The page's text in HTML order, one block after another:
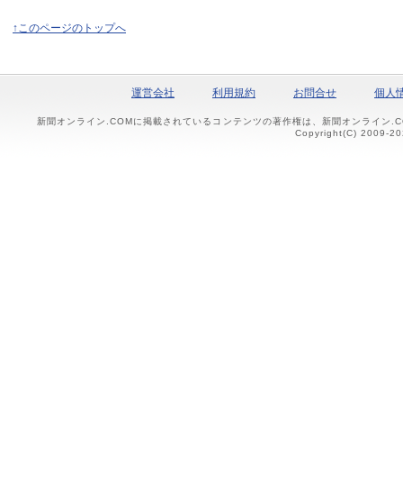
↑このページのトップへ
運営会社 利用規約 お問合せ 個人
新聞オンライン.COMに掲載されているコンテンツの著作権は、新聞オンライン
Copyright(C) 2009-